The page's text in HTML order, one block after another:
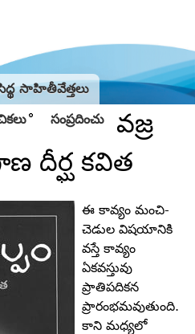
సాహితీవేత్తలు
సంప్రదించు
వజ్ర
దీర్ఘ కవిత
ఈ కావ్యం మంచి-
చెడుల విషయానికి
వస్తే కావ్యం
ఏకవస్తువు
ప్రాతిపదికన
ప్రారంభమవుతుంది.
కాని మధ్యలో